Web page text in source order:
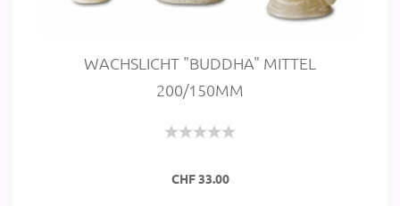
WACHS­LICHT "BUD­DHA" MIT­TEL
200/150MM
CHF 33.00